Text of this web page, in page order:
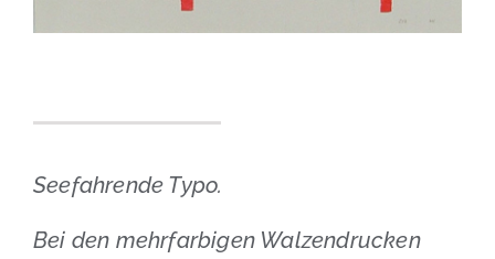
Seefahrende Typo.
Bei den mehrfarbigen Walzendrucken